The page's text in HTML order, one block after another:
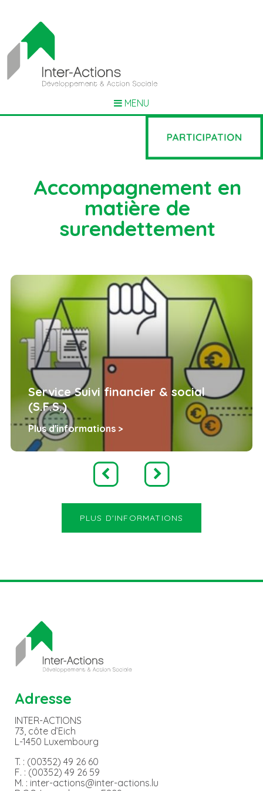
MENU
Accompagnement en
matière de
surendettement
Service Suivi financier & social
(S.F.S.)
Plus d'informations >
PLUS D'INFORMATIONS
Adresse
INTER-ACTIONS
73, côte d’Eich
L-1450 Luxembourg
T. : (00352) 49 26 60
F. : (00352) 49 26 59
M. : inter-actions@inter-actions.lu